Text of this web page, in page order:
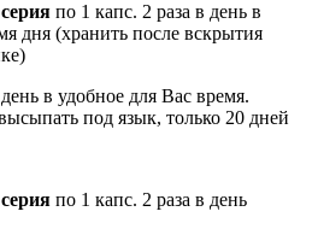
по 1 капс. 2 раза в день в
дня (хранить после вскрытия
в удобное для Вас время.
под язык, только 20 дней
по 1 капс. 2 раза в день